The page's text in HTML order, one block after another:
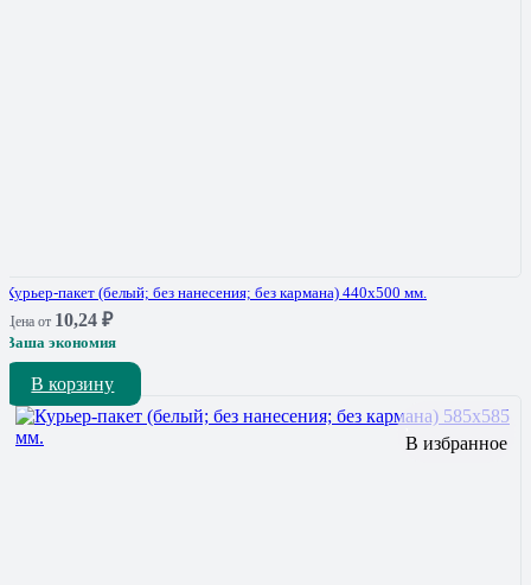
Курьер-пакет (белый; без нанесения; без кармана) 440х500 мм.
Цена от 10,24 ₽
Ваша экономия
В корзину
В избранное